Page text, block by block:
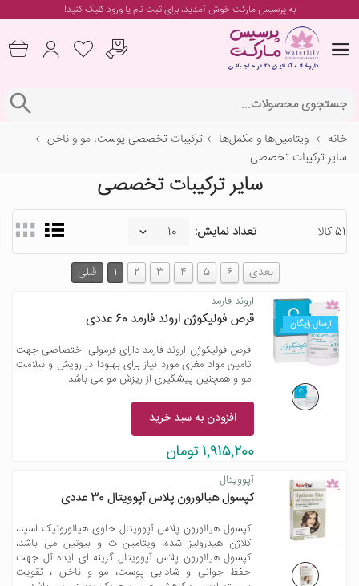
به پرسیس مارکت خوش آمدید، برایثبت نام یا ورودکلیک کنید!
خانه ویتامین‌ها و مکمل‌ها
ترکیبات تخصصی پوست، مو و ناخن
سایر ترکیبات تخصصی
سایر ترکیبات تخصصی
51 کالا تعداد نمایش:
قبلی 1 2 3 4 5 6 بعدی
ارسال رایگان
اروند فارمد
قرص فولیکوژن اروند فارمد 60 عددی
قرص فولیکوژن اروند فارمد دارای فرمولی اختصاصی جهت
تامین مواد مغزی مورد نیاز برای بهبودا در رویش و سلامت
مو و همچنین پیشگیری از ریزش مو می باشد
افزودن به سبد خرید
1,915,200 تومان
آپوویتال
کپسول هیالورون پلاس آپوویتال 30 عددی
کپسول هیالورون پلاس آپوویتال حاوی هیالورونیک اسید،
کلاژن هیدرولیز شده، ویتامین ث و بیوتین می باشد،
کپسول هیالورون پلاس آپوویتال گزینه ای ایده آل جهت
حفظ جوانی و شادابی پوست، مو و ناخن ، تقویت